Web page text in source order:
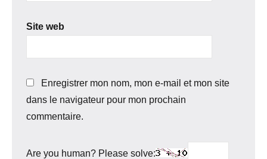
Site web
Enregistrer mon nom, mon e-mail et mon site
dans le navigateur pour mon prochain
commentaire.
Are you human? Please solve: